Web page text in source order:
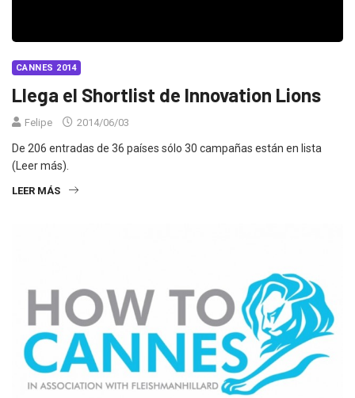
CANNES 2014
Llega el Shortlist de Innovation Lions
Felipe 2014/06/03
De 206 entradas de 36 países sólo 30 campañas están en lista
(Leer más).
LEER MÁS